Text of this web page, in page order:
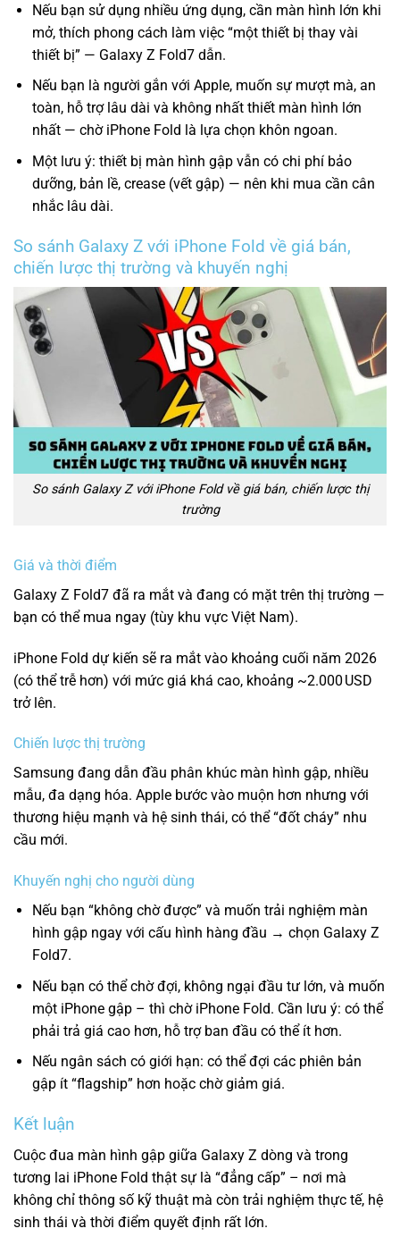
Nếu bạn sử dụng nhiều ứng dụng, cần màn hình lớn khi
mở, thích phong cách làm việc “một thiết bị thay vài
thiết bị” — Galaxy Z Fold7 dẫn.
Nếu bạn là người gắn với Apple, muốn sự mượt mà, an
toàn, hỗ trợ lâu dài và không nhất thiết màn hình lớn
nhất — chờ iPhone Fold là lựa chọn khôn ngoan.
Một lưu ý: thiết bị màn hình gập vẫn có chi phí bảo
dưỡng, bản lề, crease (vết gập) — nên khi mua cần cân
nhắc lâu dài.
So sánh Galaxy Z với iPhone Fold về giá bán,
chiến lược thị trường và khuyến nghị
So sánh Galaxy Z với iPhone Fold về giá bán, chiến lược thị
trường
Giá và thời điểm
Galaxy Z Fold7 đã ra mắt và đang có mặt trên thị trường —
bạn có thể mua ngay (tùy khu vực Việt Nam).
iPhone Fold dự kiến sẽ ra mắt vào khoảng cuối năm 2026
(có thể trễ hơn) với mức giá khá cao, khoảng ~2.000 USD
trở lên.
Chiến lược thị trường
Samsung đang dẫn đầu phân khúc màn hình gập, nhiều
mẫu, đa dạng hóa. Apple bước vào muộn hơn nhưng với
thương hiệu mạnh và hệ sinh thái, có thể “đốt cháy” nhu
cầu mới.
Khuyến nghị cho người dùng
Nếu bạn “không chờ được” và muốn trải nghiệm màn
hình gập ngay với cấu hình hàng đầu → chọn Galaxy Z
Fold7.
Nếu bạn có thể chờ đợi, không ngại đầu tư lớn, và muốn
một iPhone gập – thì chờ iPhone Fold. Cần lưu ý: có thể
phải trả giá cao hơn, hỗ trợ ban đầu có thể ít hơn.
Nếu ngân sách có giới hạn: có thể đợi các phiên bản
gập ít “flagship” hơn hoặc chờ giảm giá.
Kết luận
Cuộc đua màn hình gập giữa Galaxy Z dòng và trong
tương lai iPhone Fold thật sự là “đẳng cấp” – nơi mà
không chỉ thông số kỹ thuật mà còn trải nghiệm thực tế, hệ
sinh thái và thời điểm quyết định rất lớn.